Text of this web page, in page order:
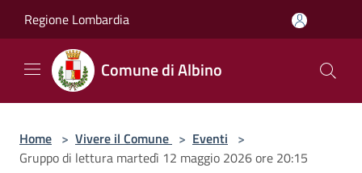
Regione Lombardia
Comune di Albino
Home > Vivere il Comune > Eventi >
Gruppo di lettura martedì 12 maggio 2026 ore 20:15